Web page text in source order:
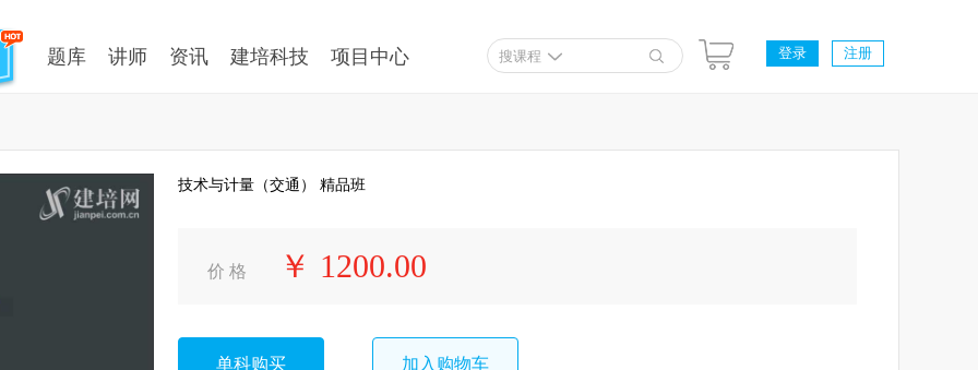
题库 讲师 资讯 建培科技 项目中心 搜课程 登录 注册
技术与计量（交通） 精品班
价 格 ￥ 1200.00
单科购买 加入购物车